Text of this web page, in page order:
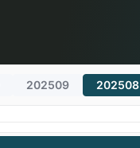
202509 202508